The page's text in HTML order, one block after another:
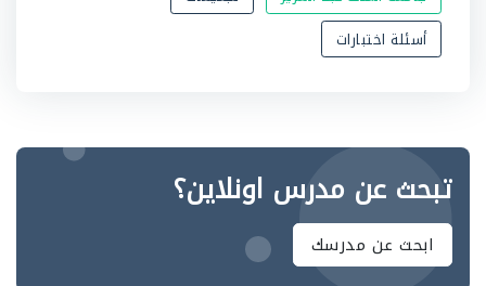
أسئلة اختبارات
تبحث عن مدرس اونلاين؟
ابحث عن مدرسك